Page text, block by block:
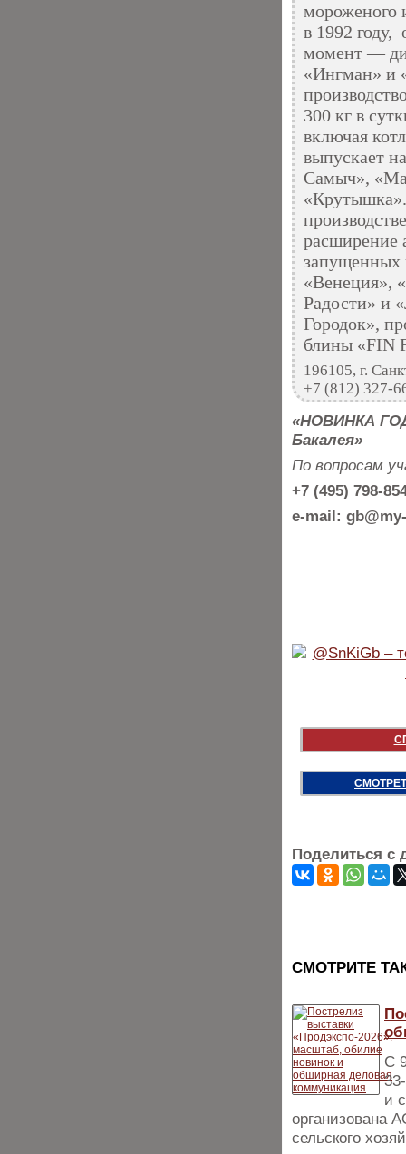
мороженого
в 1992 году,
момент —
«Ингман» и
300 кг в
включая
выпускает
Самыч»,
«Крутышка».
расширение
запущенных
«Венеция»,
Радости» и
Городок»,
блины «FIN
196105, г.
+7 (812) 327-
«НОВИНКА
Бакалея»
По вопросам
+7 (495) 798-
e-mail:
Поделиться с
CМОТРИТЕ
С
и
организована
сельского